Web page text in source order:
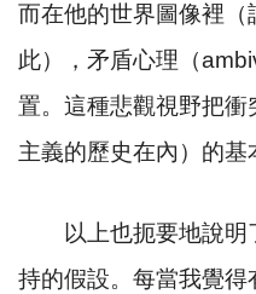
而在他的世界圖像裡（
此），矛盾心理（
置。這種悲觀視野把
主義的歷史在內）的基
以上也扼要地說明
持的假設。每當我覺